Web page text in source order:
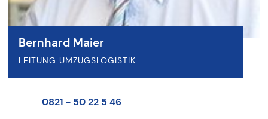
Bernhard Maier
LEITUNG UMZUGSLOGISTIK
0821 - 50 22 5 46